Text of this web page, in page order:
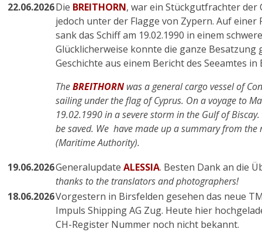
22.06.2026Die BREITHORN, war ein Stückgutfrachter
jedoch unter der Flagge von Zypern. Auf einer
sank das Schiff am 19.02.1990 in einem
Glücklicherweise konnte die ganze
Geschichte aus einem Bericht des Seeamtes in
TheBREITHORN was a general cargo vessel of
sailing under the flag of Cyprus. On a voyage to
19.02.1990 in a severe storm in the Gulf of
be saved. We have made up a summary from the
(Maritime Authority).
19.06.2026Generalupdate ALESSIA. Besten Dank an die
thanks to the translators and photographers!
18.06.2026Vorgestern in Birsfelden gesehen das neue
Impuls Shipping AG Zug. Heute hier
CH-Register Nummer noch nicht bekannt.